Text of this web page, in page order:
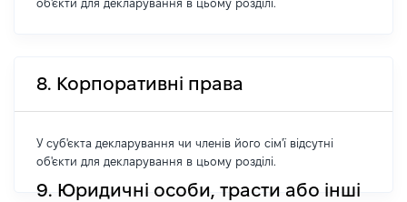
об'єкти для декларування в цьому розділі.
8. Корпоративні права
У суб'єкта декларування чи членів його сім'ї відсутні
об'єкти для декларування в цьому розділі.
9. Юридичні особи, трасти або інші